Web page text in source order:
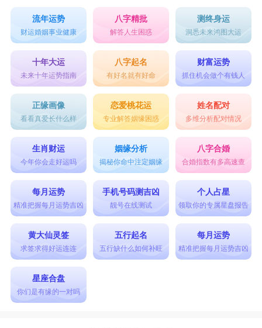
流年运势
财运婚姻事业健康
八字精批
解答人生困惑
测终身运
洞悉未来鸿图大运
十年大运
未来十年运势指南
八字起名
有好名就有好命
财富运势
抓住机会做个有钱人
正缘画像
看看真爱长什么样
恋爱桃花运
专业解答姻缘困惑
姓名配对
多维分析配对情况
生肖财运
今年你会走好运吗
姻缘分析
揭秘你命中注定姻缘
八字合婚
合婚指数有多高速查
每月运势
精准把握每月运势吉凶
手机号码测吉凶
靓号在线测试
个人占星
领取你的专属星盘报告
黄大仙灵签
求签求得好运连连
五行起名
五行缺什么如何补旺
每月运势
精准把握每月运势吉凶
星座合盘
你们是有缘的一对吗